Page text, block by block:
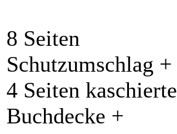
8 Seiten
Schutzumschlag +
4 Seiten kaschierte
Buchdecke +